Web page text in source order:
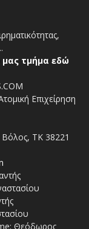
μας τμήμα εδώ
Επιχείρηση
Βόλος, ΤΚ 38221
Θεόδωρος